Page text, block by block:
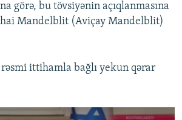
görə, bu tövsiyənin açıqlanmasına
Mandelblit (Aviçay Mandelblit)
ittihamla bağlı yekun qərar